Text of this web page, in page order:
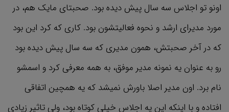
اونو تو اجلاس سه سال پیش دیده بود. صحبتای مایک هم، در
مورد مدیرای ارشد و نحوه فعالیتشون بود. کاری که کرد این بود
که در آخر صحبتش، همون مدیری که سه سال پیش دیده بود
رو به عنوان یه نمونه مدیر موفق، به همه معرفی کرد و اسمشو
نام برد. اون مدیر اصلا باورش نمیشد که یه همچین اتفاقی
افتاده و با اینکه این یه اجلاس خیلی کوتاه بود، ولی تاثیر زیادی